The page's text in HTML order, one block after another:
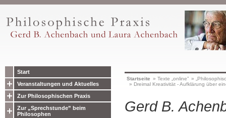
Start
Veranstaltungen und Aktuelles
Zur Philosophischen Praxis
Zur „Sprechstunde” beim
Philosophen
Startseite » Texte „online” »
» Dreimal Kreativität - Aufklärung über
Gerd B.